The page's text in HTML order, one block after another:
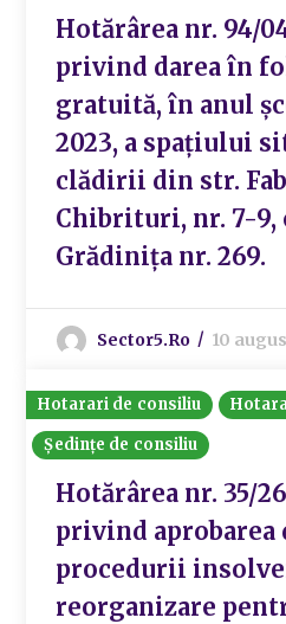
Hotărârea nr. 94/
privind darea în
gratuită, în anul
2023, a spațiului
clădirii din str.
Chibrituri, nr. 7-9,
Grădinița nr. 269.
Sector5.ro 10
Hotarari de consiliu
Ședințe de consiliu
Hotărârea nr. 35/
privind
procedurii
reorganizare